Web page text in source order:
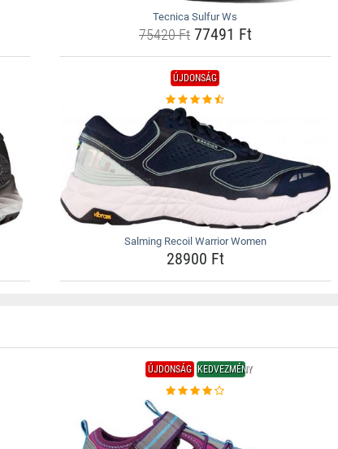
Tecnica Sulfur Ws
75420 Ft77491 Ft
ÚJDONSÁG
Salming Recoil Warrior Women
28900 Ft
ÚJDONSÁG KEDVEZMÉNY